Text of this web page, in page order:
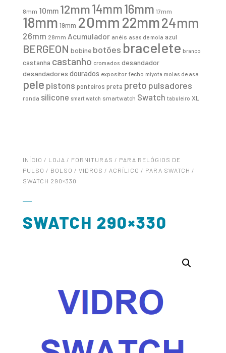
8mm 10mm 12mm14mm16mm 17mm
18mm 19mm 20mm 22mm24mm
26mm 28mm Acumulador anéis asas de mola azul
BERGEON bobine botões bracelete branco
castanha castanho cromados desandador
desandadores dourados expositor fecho miyota molas de asa
pele pistons ponteiros preta preto pulsadores
ronda silicone smart watch smartwatch Swatch tabuleiro XL
INÍCIO / LOJA / FORNITURAS / PARA RELÓGIOS DE
PULSO / BOLSO / VIDROS / ACRÍLICO / PARA SWATCH /
SWATCH 290×330
SWATCH 290×330